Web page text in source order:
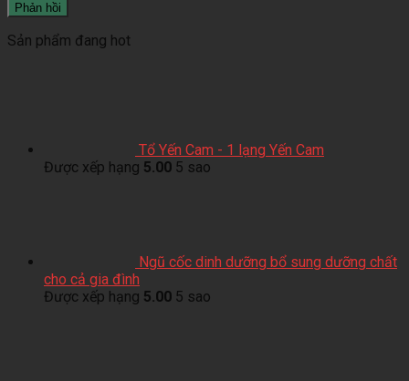
Sản phẩm đang hot
Tổ Yến Cam - 1 lạng Yến Cam
Được xếp hạng 5.00 5 sao
Ngũ cốc dinh dưỡng bổ sung dưỡng chất
cho cả gia đình
Được xếp hạng 5.00 5 sao